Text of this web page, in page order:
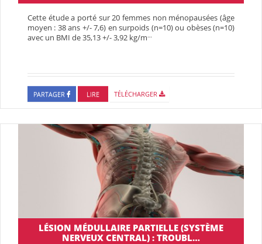
Cette étude a porté sur 20 femmes non ménopausées (âge
moyen : 38 ans +/- 7,6) en surpoids (n=10) ou obèses (n=10)
avec un BMI de 35,13 +/- 3,92 kg/m…
PARTAGER LIRE TÉLÉCHARGER
LÉSION MÉDULLAIRE PARTIELLE (SYSTÈME
NERVEUX CENTRAL) : TROUBL…